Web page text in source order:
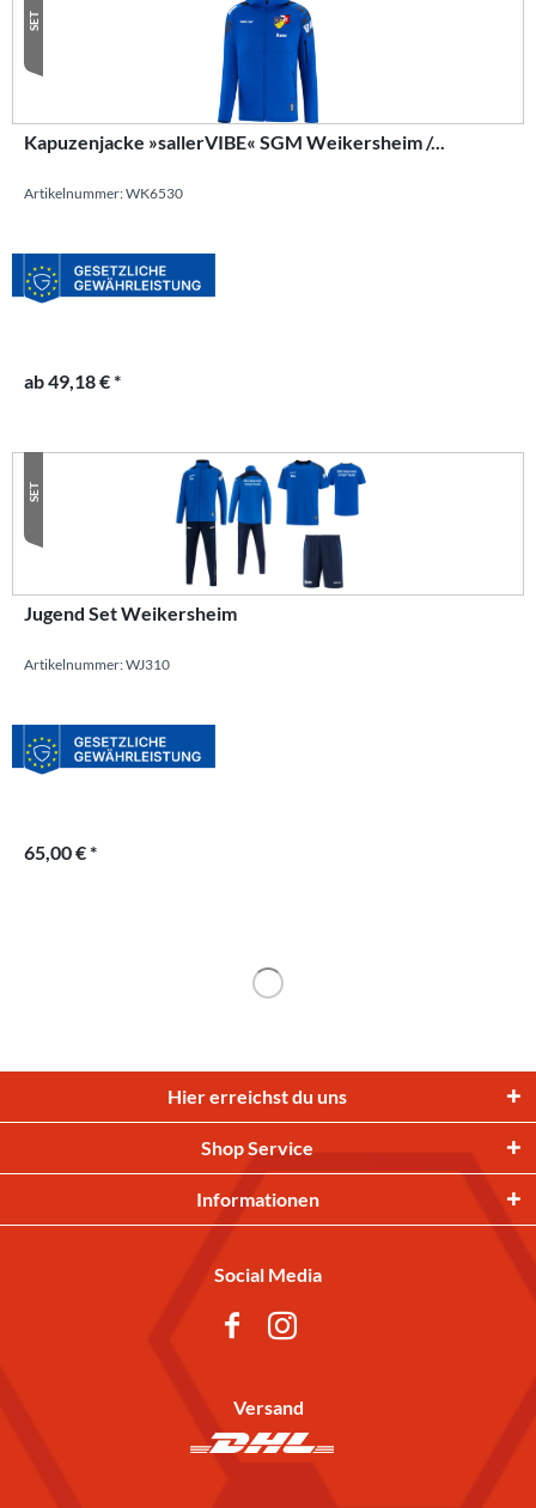
SET
Kapuzenjacke »sallerVIBE« SGM Weikersheim /...
Artikelnummer: WK6530
ab 49,18 € *
SET
Jugend Set Weikersheim
Artikelnummer: WJ310
65,00 € *
Hier erreichst du uns
Shop Service
Informationen
Social Media
Versand